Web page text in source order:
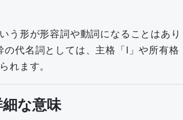
う形が形容詞や動詞になることはあり
の代名詞としては、主格「I」や所有格
れます。
な意味